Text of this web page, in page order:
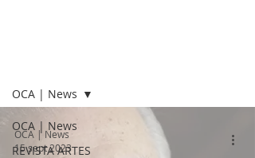
OCA | News
REVISTA ARTES
OCA | News
OCA | News
15 sept 2023